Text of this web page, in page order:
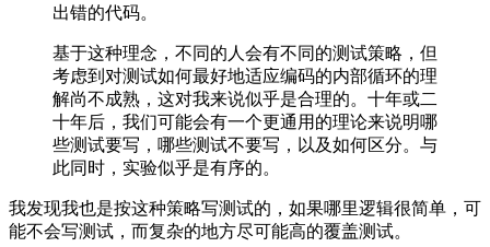
出错的代码。
基于这种理念，不同的人会有不同的测试策略，但
考虑到对测试如何最好地适应编码的内部循环的理
解尚不成熟，这对我来说似乎是合理的。十年或二
十年后，我们可能会有一个更通用的理论来说明哪
些测试要写，哪些测试不要写，以及如何区分。与
此同时，实验似乎是有序的。
我发现我也是按这种策略写测试的，如果哪里逻辑很简单，可
能不会写测试，而复杂的地方尽可能高的覆盖测试。